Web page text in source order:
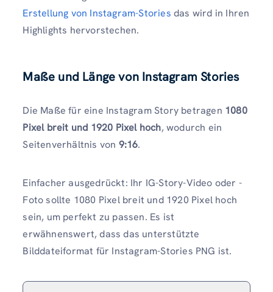
Erstellung von Instagram-Stories das wird in Ihren
Highlights hervorstechen.
Maße und Länge von Instagram Stories
Die Maße für eine Instagram Story betragen 1080
Pixel breit und 1920 Pixel hoch, wodurch ein
Seitenverhältnis von 9:16.
Einfacher ausgedrückt: Ihr IG-Story-Video oder -
Foto sollte 1080 Pixel breit und 1920 Pixel hoch
sein, um perfekt zu passen. Es ist
erwähnenswert, dass das unterstützte
Bilddateiformat für Instagram-Stories PNG ist.